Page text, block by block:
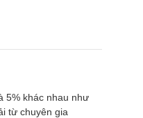
5% khác nhau như
từ chuyên gia